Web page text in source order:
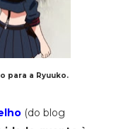
para a Ryuuko.
(do blog